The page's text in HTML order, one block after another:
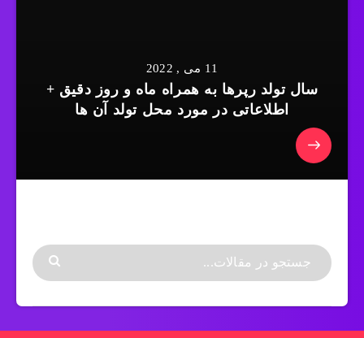
11 می , 2022
سال تولد رپرها به همراه ماه و روز دقیق +
اطلاعاتی در مورد محل تولد آن ها